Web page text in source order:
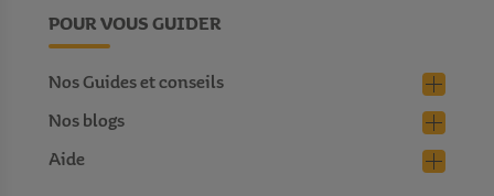
POUR VOUS GUIDER
Nos Guides et conseils
Nos blogs
Aide